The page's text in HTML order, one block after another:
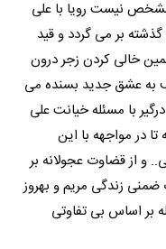
نیست رویا با علی
بر می گردد و قید
خالی کردن زجر درون
به عشق جدید بسنده می
با مسئله خیانت علی
در مواجهه با این
و از قضاوت عجولانه بر
ضمنی زندگی مریم و بهروز
بر اساس بی تفاوتی